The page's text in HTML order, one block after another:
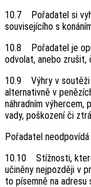
10.7 Pořadatel si
souvisejícího s
10.8 Pořadatel je
odvolat, anebo zrušit,
10.9 Výhry v soutěži
alternativně v
náhradním výhercem,
vady, poškození či
Pořadatel
10.10 Stížnosti,
učiněny nejpozději v
to písemně na